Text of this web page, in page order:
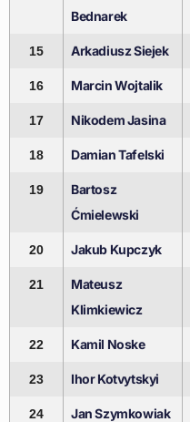
Bednarek
15 Arkadiusz Siejek
16 Marcin Wojtalik
17 Nikodem Jasina
18 Damian Tafelski
19
Bartosz
Ćmielewski
20 Jakub Kupczyk
21
Mateusz
Klimkiewicz
22 Kamil Noske
23 Ihor Kotvytskyi
24
Jan Szymkowiak